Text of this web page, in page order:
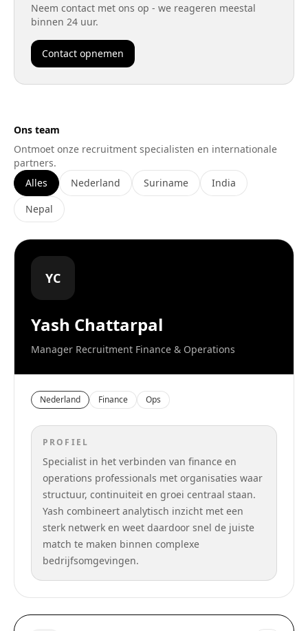
Neem contact met ons op - we reageren meestal
binnen 24 uur.
Contact opnemen
Ons team
Ontmoet onze recruitment specialisten en internationale
partners.
Alles
Nederland Suriname
India
Nepal
YC
Yash Chattarpal
Manager Recruitment Finance & Operations
Nederland Finance Ops
PROFIEL
Specialist in het verbinden van finance en
operations professionals met organisaties waar
structuur, continuiteit en groei centraal staan.
Yash combineert analytisch inzicht met een
sterk netwerk en weet daardoor snel de juiste
match te maken binnen complexe
bedrijfsomgevingen.